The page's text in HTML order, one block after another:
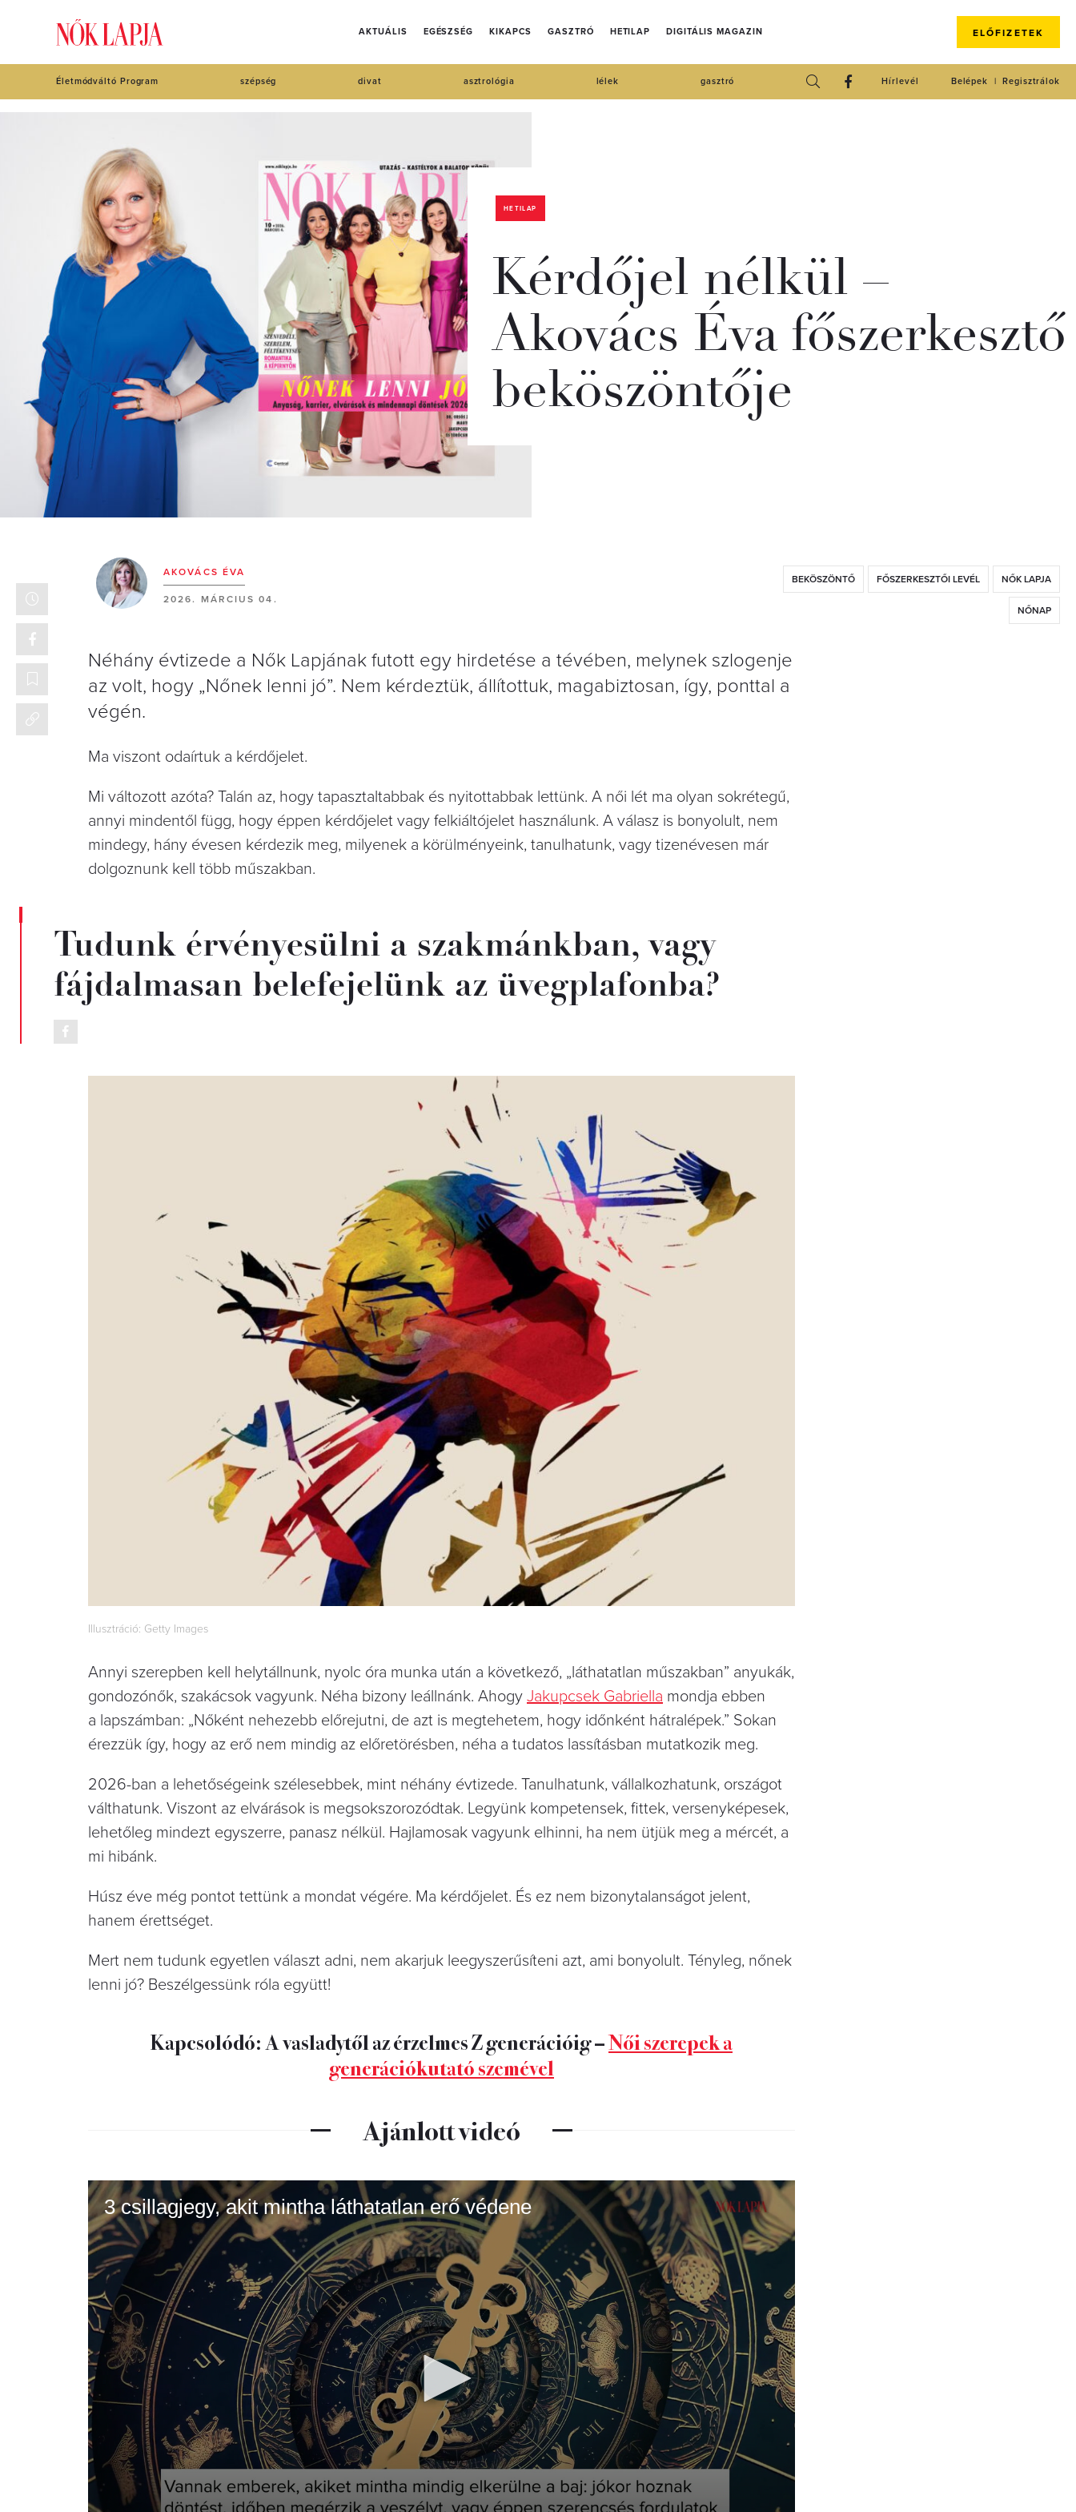
AKTUÁLIS EGÉSZSÉG KIKAPCS GASZTRÓ HETILAP DIGITÁLIS MAGAZIN ELŐFIZETEK
Életmódváltó Program szépség divat asztrológia lélek gasztró Regisztrálok
Belépek
Hírlevél
HETILAP
Kérdőjel nélkül –
Akovács Éva főszerkesztő
beköszöntője
AKOVÁCS ÉVA
2026. MÁRCIUS 04.
BEKÖSZÖNTŐ FŐSZERKESZTŐI LEVÉL NŐK LAPJA
NŐNAP
Néhány évtizede a Nők Lapjának futott egy hirdetése a tévében, melynek szlogenje
az volt, hogy „Nőnek lenni jó”. Nem kérdeztük, állítottuk, magabiztosan, így, ponttal a
végén.
Ma viszont odaírtuk a kérdőjelet.
Mi változott azóta? Talán az, hogy tapasztaltabbak és nyitottabbak lettünk. A női lét ma olyan sokrétegű,
annyi mindentől függ, hogy éppen kérdőjelet vagy felkiáltójelet használunk. A válasz is bonyolult, nem
mindegy, hány évesen kérdezik meg, milyenek a körülményeink, tanulhatunk, vagy tizenévesen már
dolgoznunk kell több műszakban.
Tudunk érvényesülni a szakmánkban, vagy
fájdalmasan belefejelünk az üvegplafonba?
Illusztráció: Getty Images
Annyi szerepben kell helytállnunk, nyolc óra munka után a következő, „láthatatlan műszakban” anyukák,
gondozónők, szakácsok vagyunk. Néha bizony leállnánk. Ahogy Jakupcsek Gabriella mondja ebben
a lapszámban: „Nőként nehezebb előrejutni, de azt is megtehetem, hogy időnként hátralépek.” Sokan
érezzük így, hogy az erő nem mindig az előretörésben, néha a tudatos lassításban mutatkozik meg.
2026-ban a lehetőségeink szélesebbek, mint néhány évtizede. Tanulhatunk, vállalkozhatunk, országot
válthatunk. Viszont az elvárások is megsokszorozódtak. Legyünk kompetensek, fittek, versenyképesek,
lehetőleg mindezt egyszerre, panasz nélkül. Hajlamosak vagyunk elhinni, ha nem ütjük meg a mércét, a
mi hibánk.
Húsz éve még pontot tettünk a mondat végére. Ma kérdőjelet. És ez nem bizonytalanságot jelent,
hanem érettséget.
Mert nem tudunk egyetlen választ adni, nem akarjuk leegyszerűsíteni azt, ami bonyolult. Tényleg, nőnek
lenni jó? Beszélgessünk róla együtt!
Kapcsolódó: A vasladytől az érzelmes Z generációig –Női szerepek a
generációkutató szemével
Ajánlott videó
3 csillagjegy, akit mintha láthatatlan erő védene